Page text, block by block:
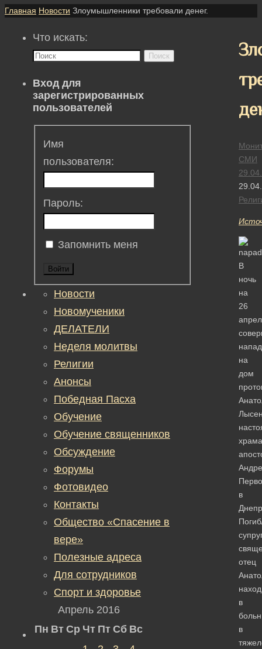
Главная Новости Злоумышленники требовали денег.
СМИ
В
ночь
на
26
на
дом
храма
в
отец
в
в
Что искать:
Поиск
Вход для
зарегистрированных
пользователей
Имя
пользователя:
Пароль:
Запомнить меня
Войти
Новости
Новомученики
ДЕЛАТЕЛИ
Неделя молитвы
Религии
Анонсы
Победная Пасха
Обучение
Обучение священников
Обсуждение
Форумы
Фотовидео
Контакты
Общество «Спасение в
вере»
Полезные адреса
Для сотрудников
Спорт и здоровье
Апрель 2016
Пн Вт Ср Чт Пт Сб Вс